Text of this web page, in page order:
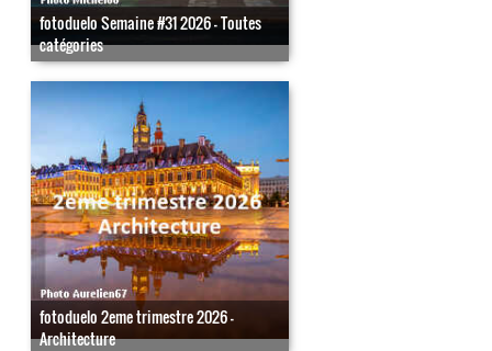
fotoduelo Semaine #31 2026 - Toutes
catégories
fotoduelo 2eme trimestre 2026 -
Architecture